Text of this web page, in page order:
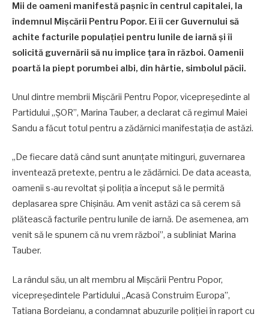
Mii de oameni manifestă pașnic în centrul capitalei, la
îndemnul Mișcării Pentru Popor. Ei îi cer Guvernului să
achite facturile populației pentru lunile de iarnă și îi
solicită guvernării să nu implice țara în război. Oamenii
poartă la piept porumbei albi, din hârtie, simbolul păcii.
Unul dintre membrii Mișcării Pentru Popor, vicepreședinte al
Partidului „ȘOR”, Marina Tauber, a declarat că regimul Maiei
Sandu a făcut totul pentru a zădărnici manifestația de astăzi.
„De fiecare dată când sunt anunțate mitinguri, guvernarea
inventează pretexte, pentru a le zădărnici. De data aceasta,
oamenii s-au revoltat și poliția a început să le permită
deplasarea spre Chișinău. Am venit astăzi ca să cerem să
plătească facturile pentru lunile de iarnă. De asemenea, am
venit să le spunem că nu vrem război”, a subliniat Marina
Tauber.
La rândul său, un alt membru al Mișcării Pentru Popor,
vicepreședintele Partidului „Acasă Construim Europa”,
Tatiana Bordeianu, a condamnat abuzurile poliției în raport cu